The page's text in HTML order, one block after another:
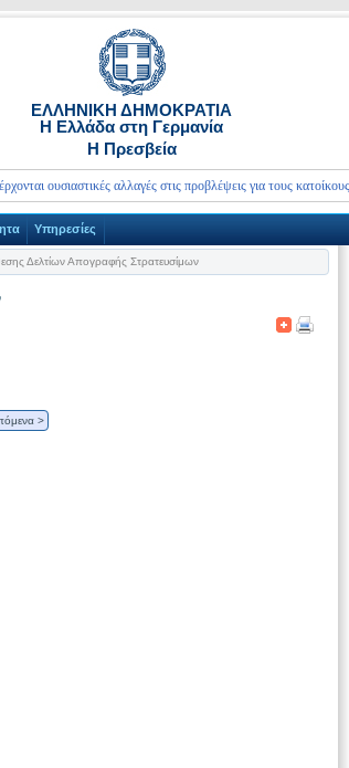
ΕΛΛΗΝΙΚΗ ΔΗΜΟΚΡΑΤΙΑ
Η Ελλάδα στη Γερμανία
Η Πρεσβεία
αλλαγές στις προβλέψεις για τους κατοίκους
Υπηρεσίες
Δελτίων Απογραφής Στρατευσίμων
>